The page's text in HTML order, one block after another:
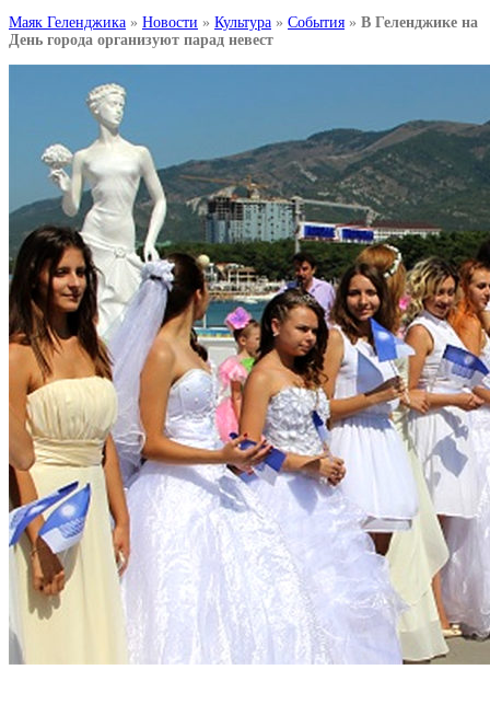
Маяк Геленджика » Новости » Культура » События » В Геленджике на
День города организуют парад невест